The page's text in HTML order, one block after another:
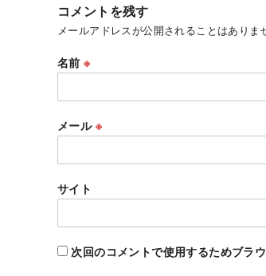
コメントを残す
メールアドレスが公開されることはありま
名前※
メール ※
サイト
次回のコメントで使用するためブラ